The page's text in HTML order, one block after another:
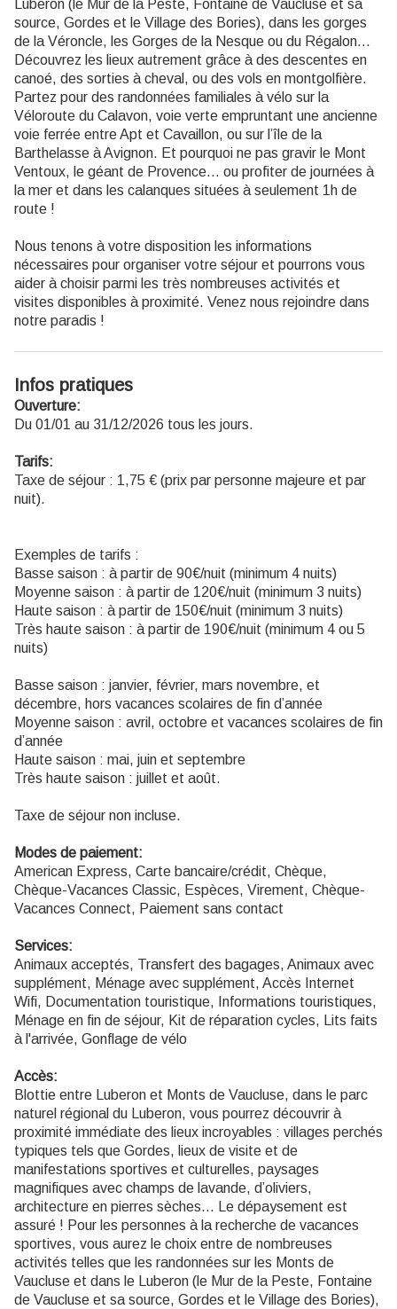
Luberon (le Mur de la Peste, Fontaine de Vaucluse et sa
source, Gordes et le Village des Bories), dans les gorges
de la Véroncle, les Gorges de la Nesque ou du Régalon…
Découvrez les lieux autrement grâce à des descentes en
canoé, des sorties à cheval, ou des vols en montgolfière.
Partez pour des randonnées familiales à vélo sur la
Véloroute du Calavon, voie verte empruntant une ancienne
voie ferrée entre Apt et Cavaillon, ou sur l’île de la
Barthelasse à Avignon. Et pourquoi ne pas gravir le Mont
Ventoux, le géant de Provence… ou profiter de journées à
la mer et dans les calanques situées à seulement 1h de
route !
Nous tenons à votre disposition les informations
nécessaires pour organiser votre séjour et pourrons vous
aider à choisir parmi les très nombreuses activités et
visites disponibles à proximité. Venez nous rejoindre dans
notre paradis !
Infos pratiques
Ouverture:
Du 01/01 au 31/12/2026 tous les jours.
Tarifs:
Taxe de séjour : 1,75 € (prix par personne majeure et par
nuit).
Exemples de tarifs :
Basse saison : à partir de 90€/nuit (minimum 4 nuits)
Moyenne saison : à partir de 120€/nuit (minimum 3 nuits)
Haute saison : à partir de 150€/nuit (minimum 3 nuits)
Très haute saison : à partir de 190€/nuit (minimum 4 ou 5
nuits)
Basse saison : janvier, février, mars novembre, et
décembre, hors vacances scolaires de fin d’année
Moyenne saison : avril, octobre et vacances scolaires de fin
d’année
Haute saison : mai, juin et septembre
Très haute saison : juillet et août.
Taxe de séjour non incluse.
Modes de paiement:
American Express, Carte bancaire/crédit, Chèque,
Chèque-Vacances Classic, Espèces, Virement, Chèque-
Vacances Connect, Paiement sans contact
Services:
Animaux acceptés, Transfert des bagages, Animaux avec
supplément, Ménage avec supplément, Accès Internet
Wifi, Documentation touristique, Informations touristiques,
Ménage en fin de séjour, Kit de réparation cycles, Lits faits
à l'arrivée, Gonflage de vélo
Accès:
Blottie entre Luberon et Monts de Vaucluse, dans le parc
naturel régional du Luberon, vous pourrez découvrir à
proximité immédiate des lieux incroyables : villages perchés
typiques tels que Gordes, lieux de visite et de
manifestations sportives et culturelles, paysages
magnifiques avec champs de lavande, d’oliviers,
architecture en pierres sèches… Le dépaysement est
assuré ! Pour les personnes à la recherche de vacances
sportives, vous aurez le choix entre de nombreuses
activités telles que les randonnées sur les Monts de
Vaucluse et dans le Luberon (le Mur de la Peste, Fontaine
de Vaucluse et sa source, Gordes et le Village des Bories),